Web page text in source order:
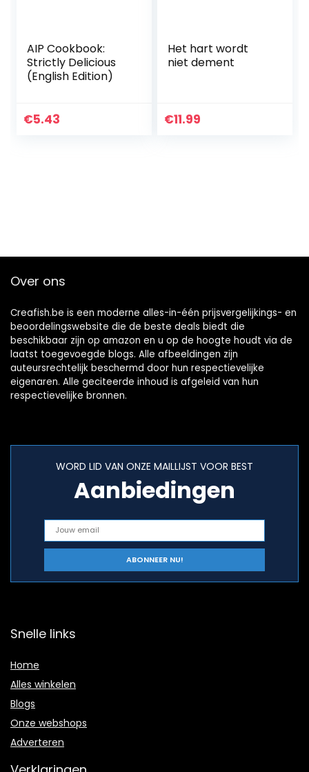
AIP Cookbook:
Strictly Delicious
(English Edition)
€5.43
Het hart wordt
niet dement
€11.99
Over ons
Creafish.be is een moderne alles-in-één prijsvergelijkings- en
beoordelingswebsite die de beste deals biedt die
beschikbaar zijn op amazon en u op de hoogte houdt via de
laatst toegevoegde blogs. Alle afbeeldingen zijn
auteursrechtelijk beschermd door hun respectievelijke
eigenaren. Alle geciteerde inhoud is afgeleid van hun
respectievelijke bronnen.
WORD LID VAN ONZE MAILLIJST VOOR BEST
Aanbiedingen
Snelle links
Home
Alles winkelen
Blogs
Onze webshops
Adverteren